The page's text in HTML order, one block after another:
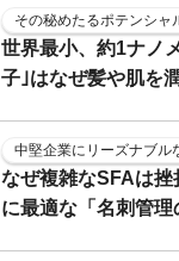
その秘めたるポテンシャ
世界最小、約1ナノ
子｣はなぜ髪や肌を
中堅企業にリーズナブル
なぜ複雑なSFAは
に最適な「名刺管